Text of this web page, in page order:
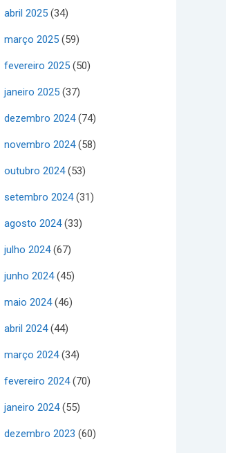
abril 2025 (34)
março 2025 (59)
fevereiro 2025 (50)
janeiro 2025 (37)
dezembro 2024(74)
novembro 2024(58)
outubro 2024(53)
setembro 2024(31)
agosto 2024(33)
julho 2024(67)
junho 2024(45)
maio 2024(46)
abril 2024(44)
março 2024(34)
fevereiro 2024(70)
janeiro 2024(55)
dezembro 2023 (60)